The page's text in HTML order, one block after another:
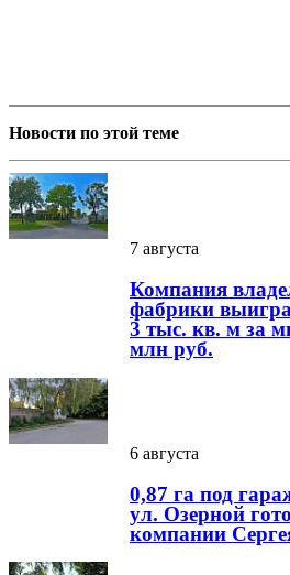
Новости по этой теме
7 августа
Компания
фабрики
3 тыс. кв. м за
млн руб.
6 августа
0,87 га под
ул. Озерной
компании